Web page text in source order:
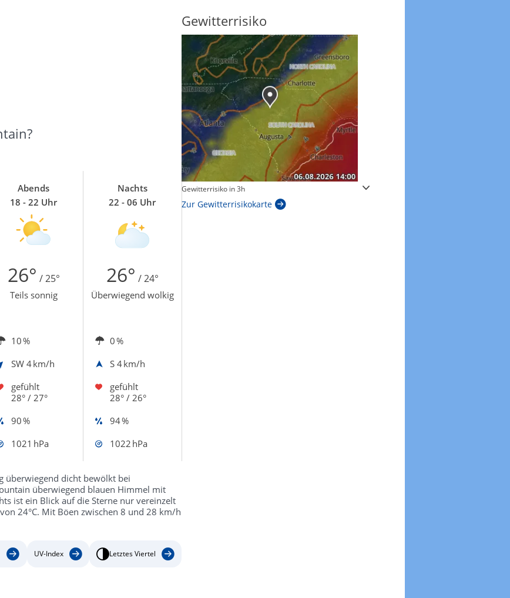
Abends
18 - 22 Uhr
Nachts
22 - 06 Uhr
26° / 25° 26° / 24°
Teils sonnig Überwiegend wolkig
10 %
0 %
SW 4 km/h S 4 km/h
gefühlt
28° / 27°
gefühlt
28° / 26°
90 %
94 %
1021 hPa 1022 hPa
überwiegend dicht bewölkt bei
überwiegend blauen Himmel mit
ist ein Blick auf die Sterne nur vereinzelt
24°C. Mit Böen zwischen 8 und 28 km/h
UV-Index Letztes Viertel
heute
Sonnenscheindauerkarte
Gewitterrisiko
Gewitterrisiko in 3h
Zur Gewitterrisikokarte
Windböen heute